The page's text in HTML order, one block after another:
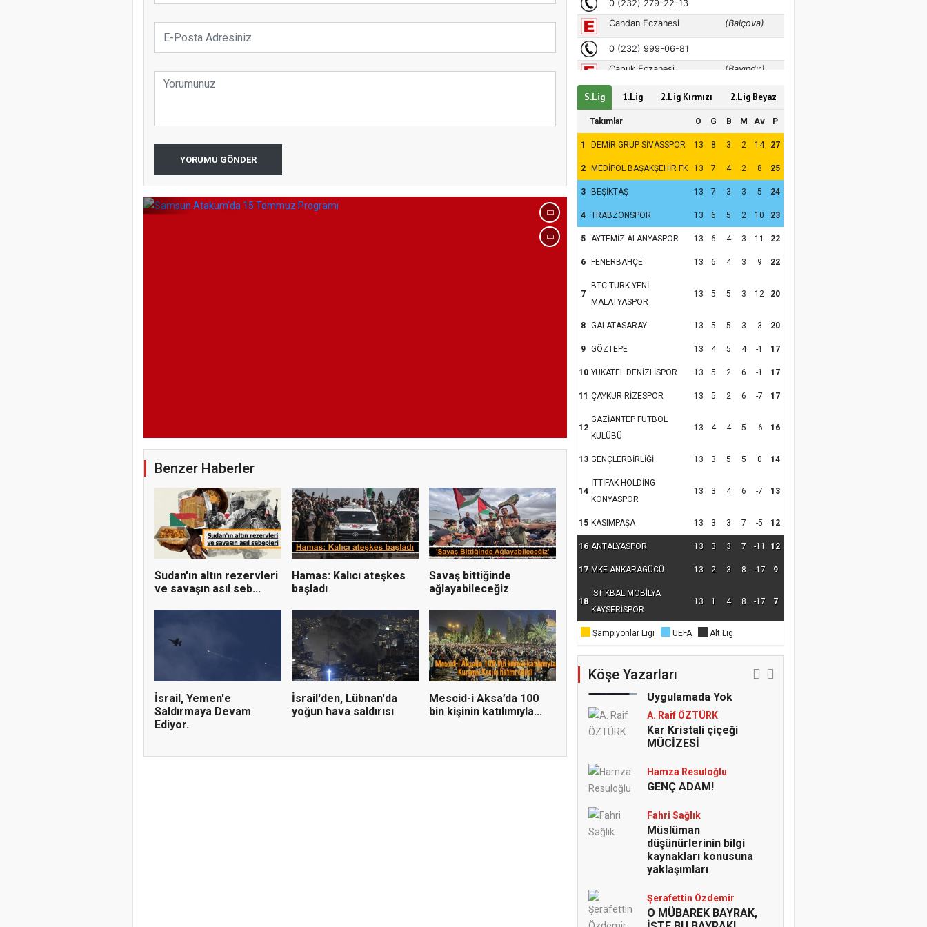
YORUMU GÖNDER
Samsun Atakum’da 15 Temmuz
Programı
Benzer Haberler
Sudan'ın altın rezervleri
ve savaşın asıl seb...
Hamas: Kalıcı ateşkes
başladı
Savaş bittiğinde
ağlayabileceğiz
İsrail, Yemen'e
Saldırmaya Devam
Ediyor.
İsrail'den, Lübnan'da
yoğun hava saldırısı
Mescid-i Aksa’da 100
bin kişinin katılımıyla...
S.Lig 1.Lig 2.Lig Kırmızı 2.Lig Beyaz
Takımlar O G B M Av P
1 DEMİR GRUP SİVASSPOR 13 8 3 2 14 27
2 MEDİPOL BAŞAKŞEHİR FK 13 7 4 2 8 25
3 BEŞİKTAŞ 13 7 3 3 5 24
4 TRABZONSPOR 13 6 5 2 10 23
5 AYTEMİZ ALANYASPOR 13 6 4 3 11 22
6 FENERBAHÇE 13 6 4 3 9 22
7
BTC TURK YENİ
MALATYASPOR
13 5 5 3 12 20
8 GALATASARAY 13 5 5 3 3 20
9 GÖZTEPE 13 4 5 4 -1 17
10 YUKATEL DENİZLİSPOR 13 5 2 6 -1 17
11 ÇAYKUR RİZESPOR 13 5 2 6 -7 17
12
GAZİANTEP FUTBOL
KULÜBÜ
13 4 4 5 -6 16
13 GENÇLERBİRLİĞİ 13 3 5 5 0 14
14
İTTİFAK HOLDİNG
KONYASPOR
13 3 4 6 -7 13
15 KASIMPAŞA 13 3 3 7 -5 12
16 ANTALYASPOR 13 3 3 7 -11 12
17 MKE ANKARAGÜCÜ 13 2 3 8 -17 9
18
İSTİKBAL MOBİLYA
KAYSERİSPOR
13 1 4 8 -17 7
Şampiyonlar Ligi UEFA Alt Lig
Köşe Yazarları
Öğretmenlerde İl İçi
Rotasyon Çıkmazı;
Yönetmelikte Var,
Uygulamada Yok
A. Raif ÖZTÜRK
Kar Kristali çiçeği
MÛCİZESİ
Hamza Resuloğlu
GENÇ ADAM!
Fahri Sağlık
Müslüman
düşünürlerinin bilgi
kaynakları konusuna
yaklaşımları
Şerafettin Özdemir
O MÜBAREK BAYRAK,